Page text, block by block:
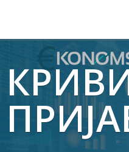
АКТУЕЛНО
ЕКОНОМИЈА
ФИНАНСИИ